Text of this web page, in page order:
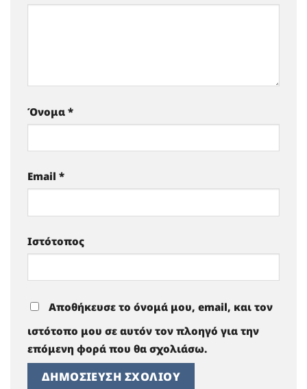
Όνομα *
Email *
Ιστότοπος
Αποθήκευσε το όνομά μου, email, και τον
ιστότοπο μου σε αυτόν τον πλοηγό για την
επόμενη φορά που θα σχολιάσω.